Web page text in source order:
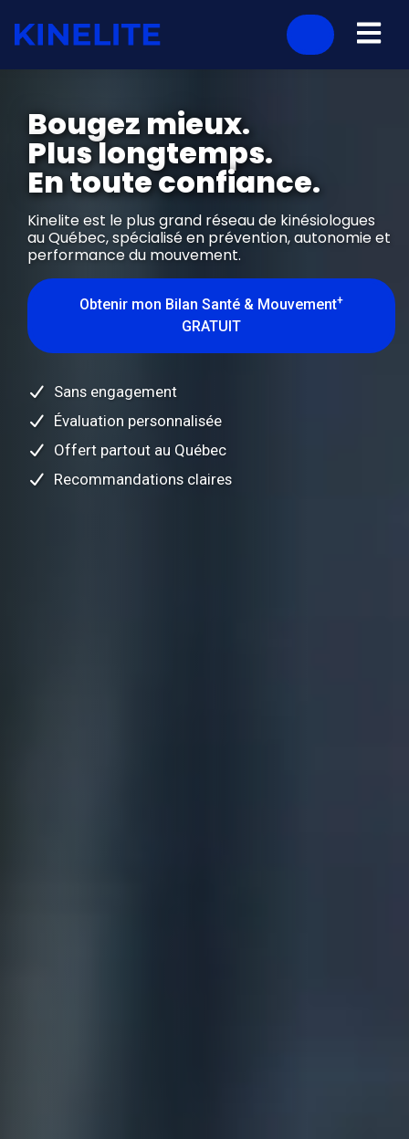
Bougez mieux.
Plus longtemps.
En toute confiance.
Kinelite est le plus grand réseau de kinésiologues
au Québec, spécialisé en prévention, autonomie et
performance du mouvement.
Obtenir mon Bilan Santé & Mouvement+
GRATUIT
Sans engagement
Évaluation personnalisée
Offert partout au Québec
Recommandations claires